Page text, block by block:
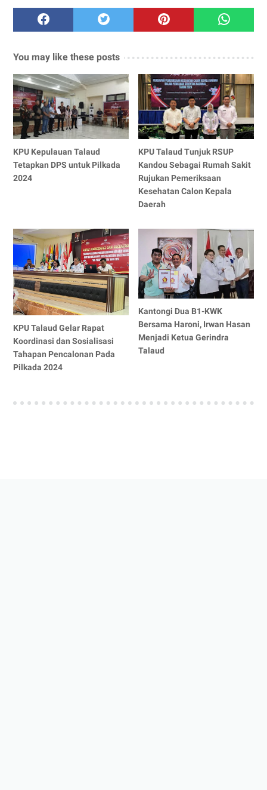
You may like these posts
KPU Kepulauan Talaud
Tetapkan DPS untuk Pilkada
2024
KPU Talaud Tunjuk RSUP
Kandou Sebagai Rumah Sakit
Rujukan Pemeriksaan
Kesehatan Calon Kepala
Daerah
KPU Talaud Gelar Rapat
Koordinasi dan Sosialisasi
Tahapan Pencalonan Pada
Pilkada 2024
Kantongi Dua B1-KWK
Bersama Haroni, Irwan Hasan
Menjadi Ketua Gerindra
Talaud